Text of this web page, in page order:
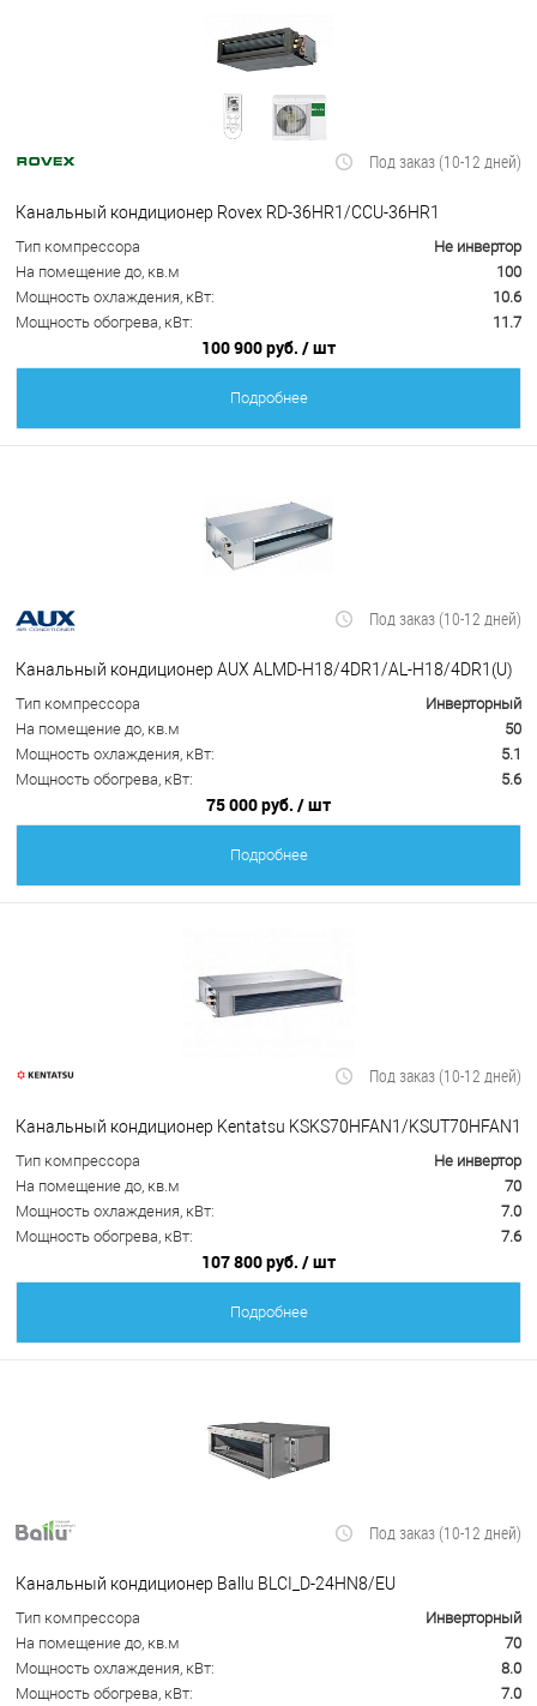
Под заказ (10-12 дней)
Канальный кондиционер Rovex RD-36HR1/CCU-36HR1
Тип компрессора
Не инвертор
На помещение до, кв.м
100
Мощность охлаждения, кВт:
10.6
Мощность обогрева, кВт:
11.7
100 900 руб. / шт
Подробнее
Под заказ (10-12 дней)
Канальный кондиционер AUX ALMD-H18/4DR1/AL-H18/4DR1(U)
Тип компрессора
Инверторный
На помещение до, кв.м
50
Мощность охлаждения, кВт:
5.1
Мощность обогрева, кВт:
5.6
75 000 руб. / шт
Подробнее
Под заказ (10-12 дней)
Канальный кондиционер Kentatsu KSKS70HFAN1/KSUT70HFAN1
Тип компрессора
Не инвертор
На помещение до, кв.м
70
Мощность охлаждения, кВт:
7.0
Мощность обогрева, кВт:
7.6
107 800 руб. / шт
Подробнее
Под заказ (10-12 дней)
Канальный кондиционер Ballu BLCI_D-24HN8/EU
Тип компрессора
Инверторный
На помещение до, кв.м
70
Мощность охлаждения, кВт:
8.0
Мощность обогрева, кВт:
7.0